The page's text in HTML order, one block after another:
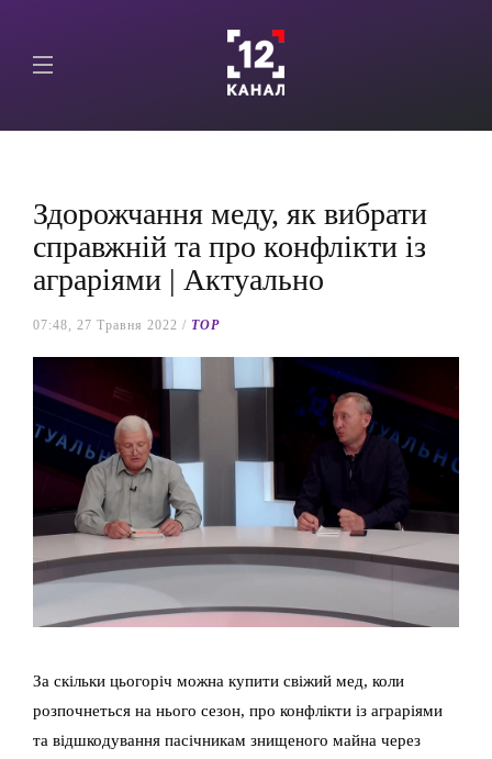
Здорожчання меду, як вибрати
справжній та про конфлікти із
аграріями | Актуально
07:48, 27 Травня 2022 / TOP
За скільки цьогоріч можна купити свіжий мед, коли
розпочнеться на нього сезон, про конфлікти із аграріями
та відшкодування пасічникам знищеного майна через